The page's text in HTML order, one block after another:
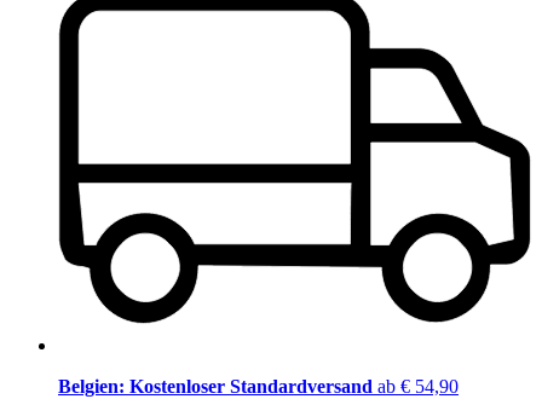
Belgien: Kostenloser Standardversand ab € 54,90